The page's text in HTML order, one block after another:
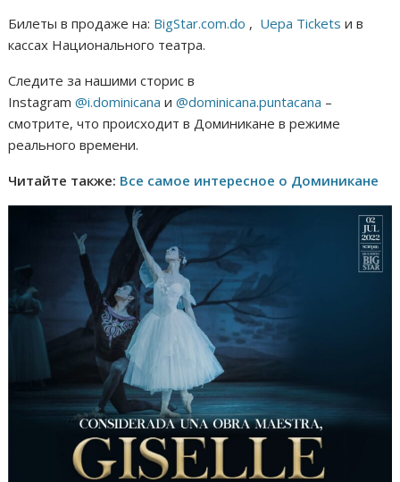
Билеты в продаже на: BigStar.com.do , Uepa Tickets и в
кассах Национального театра.
Следите за нашими сторис в
Instagram@i.dominicana и@dominicana.puntacana –
смотрите, что происходит в Доминикане в режиме
реального времени.
Читайте также: Все самое интересное о Доминикане